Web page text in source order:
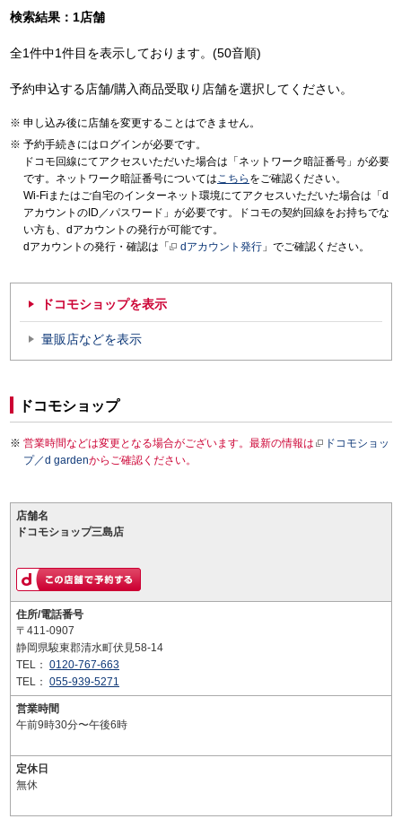
検索結果：1店舗
全1件中1件目を表示しております。(50音順)
予約申込する店舗/購入商品受取り店舗を選択してください。
申し込み後に店舗を変更することはできません。
予約手続きにはログインが必要です。
ドコモ回線にてアクセスいただいた場合は「ネットワーク暗証番号」が必要
です。ネットワーク暗証番号についてはこちら をご確認ください。
Wi-Fiまたはご自宅のインターネット環境にてアクセスいただいた場合は「d
アカウントのID／パスワード」が必要です。ドコモの契約回線をお持ちでな
い方も、dアカウントの発行が可能です。
dアカウントの発行・確認は「
dアカウント発行 」でご確認ください。
ドコモショップを表示
量販店などを表示
ドコモショップ
営業時間などは変更となる場合がございます。最新の情報は
ドコモショッ
プ／d gardenからご確認ください。
店舗名
ドコモショップ三島店
住所/電話番号
〒411-0907
静岡県駿東郡清水町伏見58-14
TEL： 0120-767-663
TEL： 055-939-5271
営業時間
午前9時30分〜午後6時
定休日
無休